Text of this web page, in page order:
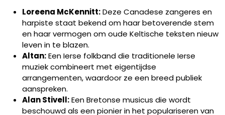
Loreena McKennitt:Deze Canadese zangeres en
harpiste staat bekend om haar betoverende stem
en haar vermogen om oude Keltische teksten nieuw
leven in te blazen.
Altan:Een Ierse folkband die traditionele Ierse
muziek combineert met eigentijdse
arrangementen, waardoor ze een breed publiek
aanspreken.
Alan Stivell:Een Bretonse musicus die wordt
beschouwd als een pionier in het populariseren van